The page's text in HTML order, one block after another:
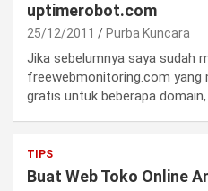
uptimerobot.com
25/12/2011 Purba Kuncara
Jika sebelumnya saya sudah
freewebmonitoring.com yang
gratis untuk beberapa
TIPS
Buat Web Toko Online